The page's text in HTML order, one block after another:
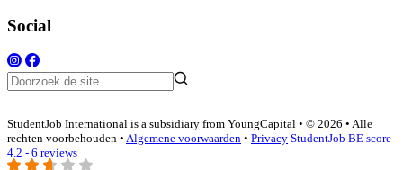
Social
StudentJob International is a subsidiary from YoungCapital • © 2026 • Alle
rechten voorbehouden • Algemene voorwaarden • Privacy StudentJob BE score
4.2 - 6 reviews